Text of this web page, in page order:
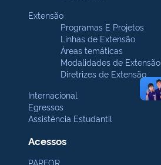
Extensão
Programas E Projetos
Linhas de Extensão
Áreas temáticas
Modalidades de Extensão
Diretrizes de Extensão
Internacional
Egressos
Assistência Estudantil
Acessos
PARFOR